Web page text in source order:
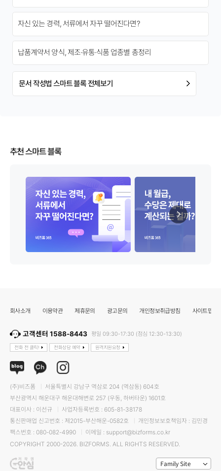
자신 있는 경력, 서류에서 자꾸 떨어진다면?
납품계약서 양식, 제조·유통·식품 업종별 총정리
문서 작성법 스마트 블록 전체보기
추천 스마트 블록
회사소개 이용약관 제휴문의 광고문의 개인정보취급방침 사이트맵
고객센터 1588-8443 평일 09:30-17:30 (점심 12:30-13:30)
전화 전 클릭! 전화상담 예약 원격지원요청
(주)비즈폼
서울특별시 강남구 역삼로 204 (역삼동) 604호
부산광역시 해운대구 해운대해변로 257 (우동, 하버타운) 1601호
대표이사 : 이선규
사업자등록번호 : 605-81-38178
통신판매업 신고번호 : 제2015-부산해운-0582호
개인정보보호책임자 : 김민경
팩스번호 : 080-082-4990
이메일 : support@bizforms.co.kr
COPYRIGHT 2000-2026. BIZFORMS. ALL RIGHTS RESERVED.
Family Site